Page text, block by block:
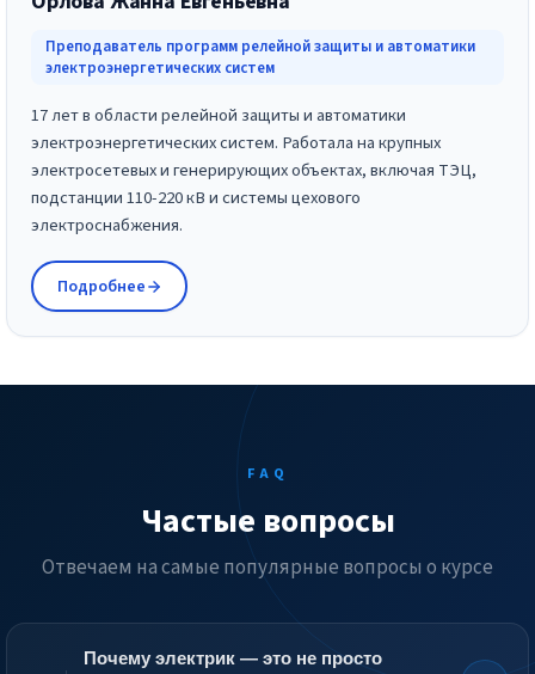
Преподаватель программ релейной защиты и автоматики
электроэнергетических систем
17 лет в области релейной защиты и автоматики
электроэнергетических систем. Работала на крупных
электросетевых и генерирующих объектах, включая ТЭЦ,
подстанции 110-220 кВ и системы цехового
электроснабжения.
Подробнее
FAQ
Частые вопросы
Отвечаем на самые популярные вопросы о курсе
Почему электрик — это не просто